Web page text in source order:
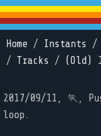
Home / Instants /
/ Tracks / (Old)
2017/09/11, 🏃,
loop.